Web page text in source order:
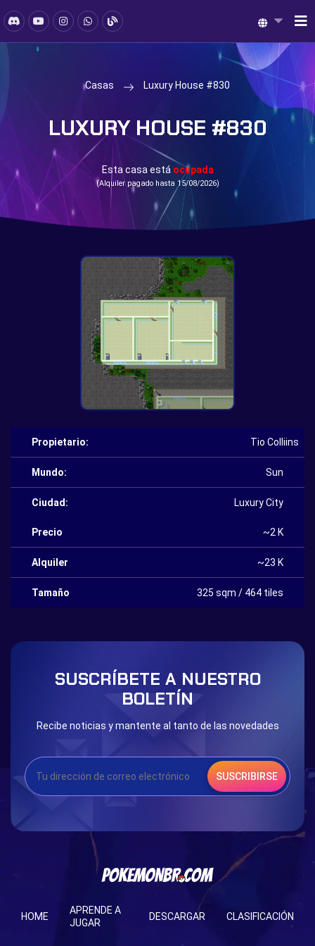
Casas Luxury House #830
LUXURY HOUSE #830
Esta casa está ocupada
(Alquiler pagado hasta 15/08/2026)
Propietario: Tio Colliins
Mundo: Sun
Ciudad: Luxury City
Precio ~2 K
Alquiler ~23 K
Tamaño 325 sqm / 464 tiles
SUSCRÍBETE A NUESTRO
BOLETÍN
Recibe noticias y mantente al tanto de las novedades
SUSCRIBIRSE
HOME
APRENDE A
JUGAR
DESCARGAR CLASIFICACIÓN